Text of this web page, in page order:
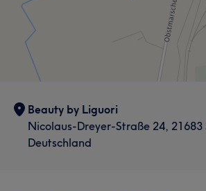
Beauty by Liguori
Nicolaus-Dreyer-Straße 24, 21683
Deutschland